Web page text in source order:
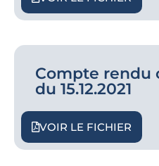
Compte rendu
du 15.12.2021
VOIR LE FICHIER